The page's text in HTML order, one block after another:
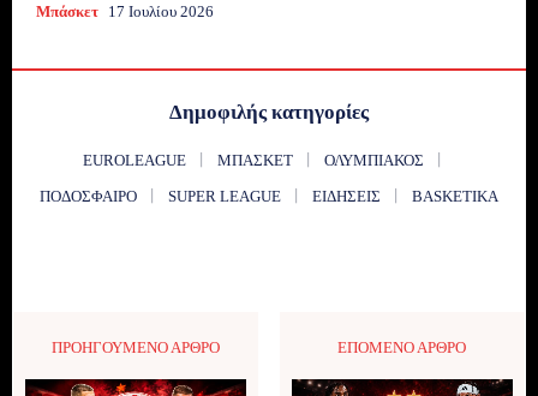
Μπάσκετ 17 Ιουλίου 2026
Δημοφιλής κατηγορίες
EUROLEAGUE ΜΠΆΣΚΕΤ
ΟΛΥΜΠΙΑΚΌΣ
ΠΟΔΌΣΦΑΙΡΟ
SUPER LEAGUE ΕΙΔΉΣΕΙΣ BASKETIKA
ΠΡΟΗΓΟΎΜΕΝΟ ΆΡΘΡΟ ΕΠΌΜΕΝΟ ΆΡΘΡΟ